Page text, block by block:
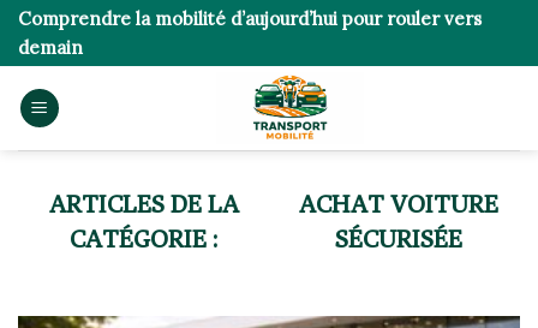
Skip
content
Comprendre la mobilité d’aujourd’hui pour rouler vers
demain
ACHAT VOITURE
SÉCURISÉE